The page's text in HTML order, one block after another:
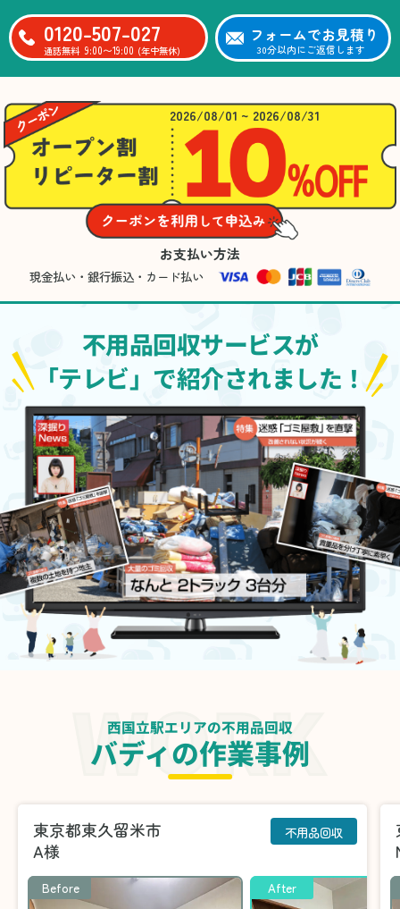
0120-507-027
通話無料 9:00〜19:00 (年中無休)
フォームでお見積り
30分以内にご返信します
2026/08/01 ~ 2026/08/31
お支払い方法
現金払い・銀行振込・カード払い
不用品回収サービスが
「テレビ」で紹介されました！
西国立駅エリアの不用品回収
バディの作業事例
東京都東久留米市
A様
不用品回収
Before After